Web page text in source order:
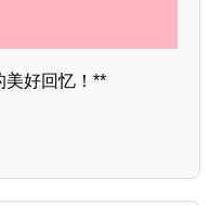
美好回忆！**